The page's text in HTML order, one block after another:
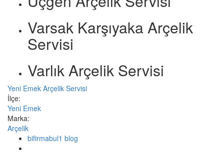
Varsak Karşıyaka Arçelik
Servisi
Varlık Arçelik Servisi
Yeni Emek Arçelik Servisi
İlçe:
Yeni Emek
Marka:
Arçelik
bifirmabul1 blog